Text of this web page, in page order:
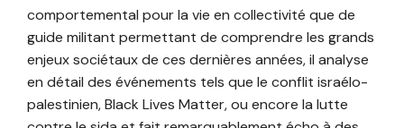
comportemental pour la vie en collectivité que de
guide militant permettant de comprendre les grands
enjeux sociétaux de ces dernières années, il analyse
en détail des événements tels que le conflit israélo-
palestinien, Black Lives Matter, ou encore la lutte